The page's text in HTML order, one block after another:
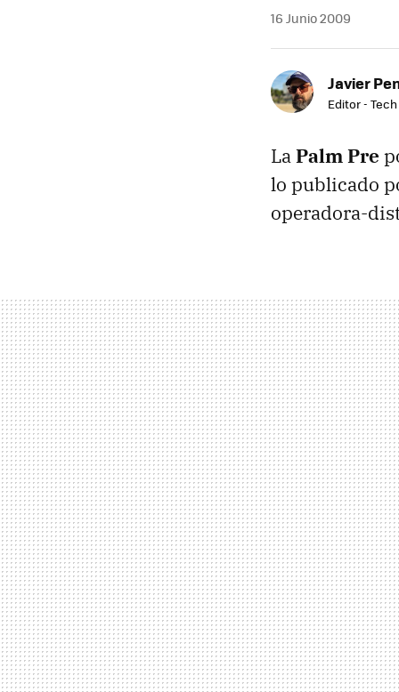
16 Junio 2009
Javier
Editor - Tech
LaPalm Pre
lo publicado
operadora-